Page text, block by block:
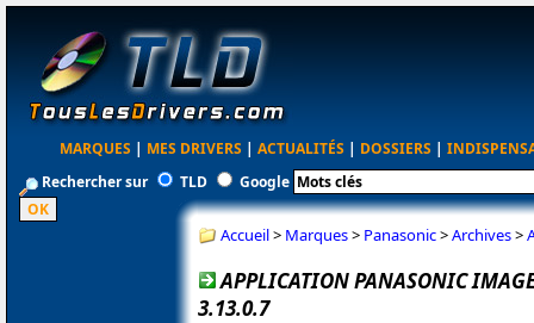
MARQUES | MES DRIVERS | ACTUALITÉS | DOSSIERS |
Rechercher sur
TLD Google
Accueil> Marques> Panasonic>Archives>
APPLICATION PANASONIC IMAGE
3.13.0.7